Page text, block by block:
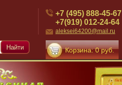
+7 (495) 888-45-67
+7(919) 012-24-64
aleksei64200@mail.ru
Корзина: 0 руб.
Найти